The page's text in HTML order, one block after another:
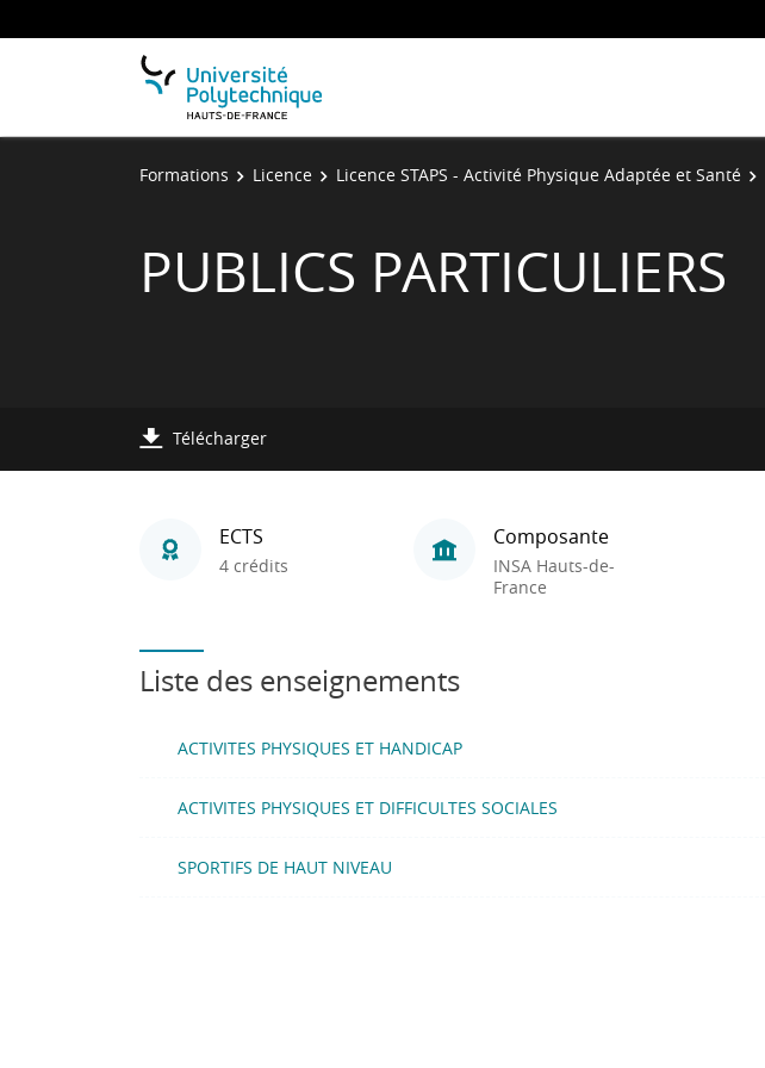
Formations Licence Licence STAPS - Activité Physique Adaptée et Santé
PUBLICS PARTICULIERS
Télécharger
ECTS
4 crédits
Composante
INSA Hauts-de-
France
Liste des enseignements
ACTIVITES PHYSIQUES ET HANDICAP
ACTIVITES PHYSIQUES ET DIFFICULTES SOCIALES
SPORTIFS DE HAUT NIVEAU